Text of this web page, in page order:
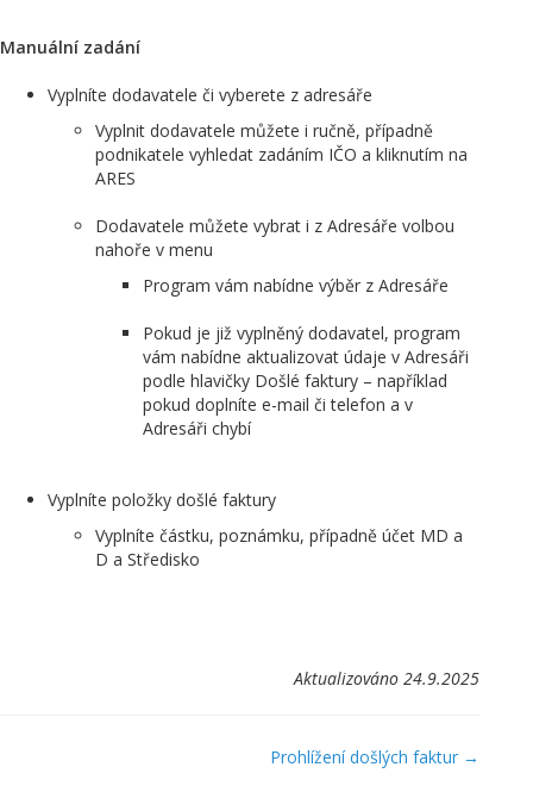
Manuální zadání
Vyplníte dodavatele či vyberete z adresáře
Vyplnit dodavatele můžete i ručně, případně
podnikatele vyhledat zadáním IČO a kliknutím na
ARES
Dodavatele můžete vybrat i z Adresáře volbou
nahoře v menu
Program vám nabídne výběr z Adresáře
Pokud je již vyplněný dodavatel, program
vám nabídne aktualizovat údaje v Adresáři
podle hlavičky Došlé faktury – například
pokud doplníte e-mail či telefon a v
Adresáři chybí
Vyplníte položky došlé faktury
Vyplníte částku, poznámku, případně účet MD a
D a Středisko
Aktualizováno 24.9.2025
Prohlížení došlých faktur →